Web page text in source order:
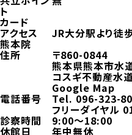
ト
カード
アクセス JR大分駅より徒
熊本院
住所 〒860-0844
熊本県熊本市水
コスギ不動産水
Google Map
電話番号 Tel.096-323-
フリーダイヤル
診察時間 9:00～18:00
休館日 年中無休